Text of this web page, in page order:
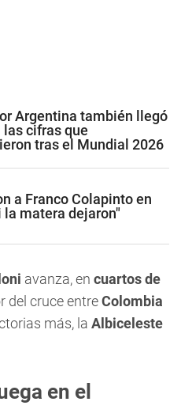
Argentina también llegó
cifras que
tras el Mundial 2026
a Franco Colapinto en
la matera dejaron"
avanza, en cuartos de
del cruce entreColombia
más, la Albiceleste
en el